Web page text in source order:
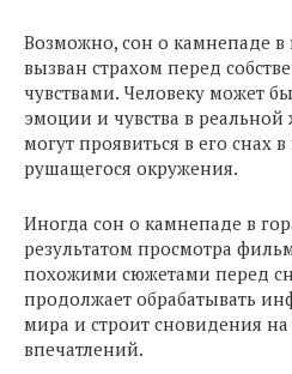
Возможно, сон о камнепаде в
вызван страхом перед
чувствами. Человеку может
эмоции и чувства в
могут проявиться в его снах
рушащегося окружения.
Иногда сон о камнепаде в
результатом просмотра
похожими сюжетами перед
продолжает обрабатывать
мира и строит сновидения
впечатлений.